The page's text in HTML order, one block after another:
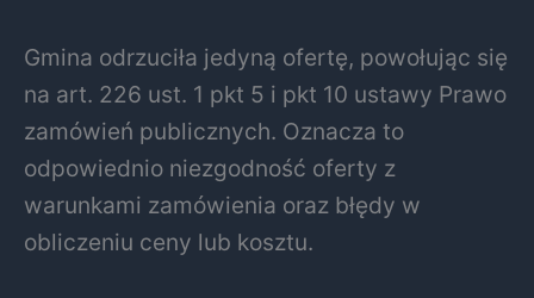
Gmina odrzuciła jedyną ofertę, powołując się
na art. 226 ust. 1 pkt 5 i pkt 10 ustawy Prawo
zamówień publicznych. Oznacza to
odpowiednio niezgodność oferty z
warunkami zamówienia oraz błędy w
obliczeniu ceny lub kosztu.